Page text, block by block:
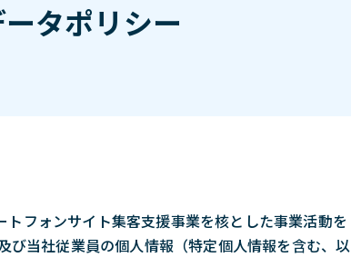
タポリシー
フォンサイト集客支援事業を核とした事業活動を
び当社従業員の個人情報（特定個人情報を含む、以